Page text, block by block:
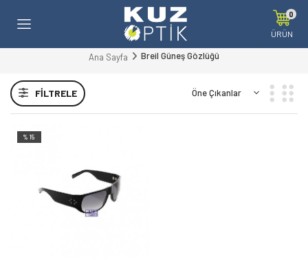
0
ÜRÜN
Ana Sayfa Breil Güneş Gözlüğü
FILTRELE
%15